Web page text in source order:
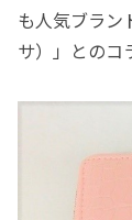
も人気ブラン
サ）」とのコ